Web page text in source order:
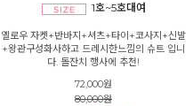
1호~5호대여
옐로우 자켓+반바지+셔츠+타이+코사지+신발
+왕관구성화사하고 드레시한느낌의 슈트 입니
다. 돌잔치 행사에 추천!
72,000원
80,000원